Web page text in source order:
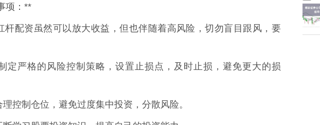
项：**
杆配资虽然可以放大收益，但也伴随着高风险，切勿盲目跟风，要
定严格的风险控制策略，设置止损点，及时止损，避免更大的损
控制仓位，避免过度集中投资，分散风险。